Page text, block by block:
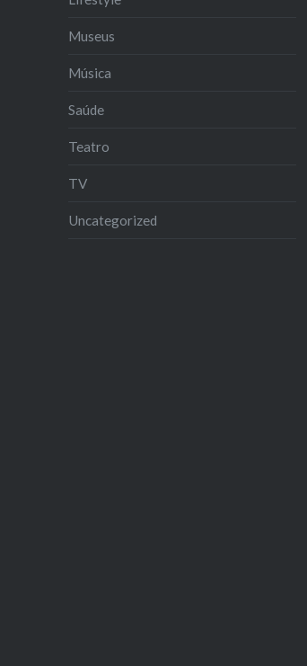
Museus
Música
Saúde
Teatro
TV
Uncategorized